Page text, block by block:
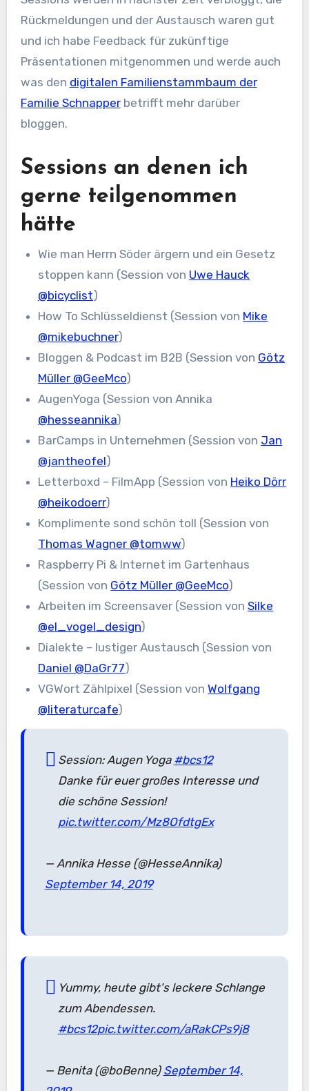
Rückmeldungen und der Austausch waren gut
und ich habe Feedback für zukünftige
Präsentationen mitgenommen und werde auch
was den digitalen Familienstammbaum der
Familie Schnapperbetrifft mehr darüber
bloggen.
Sessions an denen ich
gerne teilgenommen
hätte
Wie man Herrn Söder ärgern und ein Gesetz
stoppen kann (Session von Uwe Hauck
@bicyclist)
How To Schlüsseldienst (Session von Mike
@mikebuchner)
Bloggen & Podcast im B2B (Session von Götz
Müller @GeeMco)
AugenYoga (Session von Annika
@hesseannika)
BarCamps in Unternehmen (Session von Jan
@jantheofel)
Letterboxd – FilmApp (Session von Heiko Dörr
@heikodoerr)
Komplimente sond schön toll (Session von
Thomas Wagner @tomww)
Raspberry Pi & Internet im Gartenhaus
(Session von Götz Müller @GeeMco)
Arbeiten im Screensaver (Session vonSilke
@el_vogel_design)
Dialekte – lustiger Austausch (Session von
Daniel @DaGr77)
VGWort Zählpixel (Session vonWolfgang
@literaturcafe)
Session: Augen Yoga #bcs12
Danke für euer großes Interesse und
die schöne Session!
pic.twitter.com/Mz8OfdtgEx
— Annika Hesse (@HesseAnnika)
September 14, 2019
Yummy, heute gibt's leckere Schlange
zum Abendessen.
#bcs12pic.twitter.com/aRakCPs9j8
— Benita (@boBenne) September 14,